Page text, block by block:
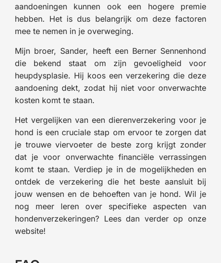
aandoeningen kunnen ook een hogere premie
hebben. Het is dus belangrijk om deze factoren
mee te nemen in je overweging.
Mijn broer, Sander, heeft een Berner Sennenhond
die bekend staat om zijn gevoeligheid voor
heupdysplasie. Hij koos een verzekering die deze
aandoening dekt, zodat hij niet voor onverwachte
kosten komt te staan.
Het vergelijken van een dierenverzekering voor je
hond is een cruciale stap om ervoor te zorgen dat
je trouwe viervoeter de beste zorg krijgt zonder
dat je voor onverwachte financiële verrassingen
komt te staan. Verdiep je in de mogelijkheden en
ontdek de verzekering die het beste aansluit bij
jouw wensen en de behoeften van je hond. Wil je
nog meer leren over specifieke aspecten van
hondenverzekeringen? Lees dan verder op onze
website!